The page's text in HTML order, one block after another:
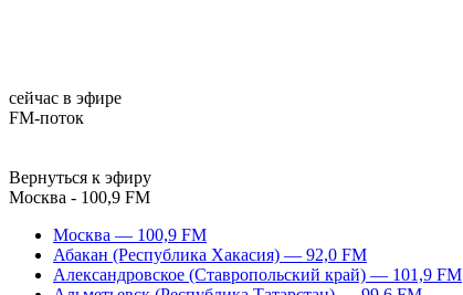
сейчас в эфире
FM-поток
Вернуться к эфиру
Москва - 100,9 FM
Москва — 100,9 FM
Абакан (Республика Хакасия) — 92,0 FM
Александровское (Ставропольский край) — 101,9 FM